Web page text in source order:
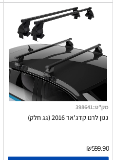
מק"ט:
398641
גגון לרנו קדג'אר 2016 (גג חלק)
₪599.90